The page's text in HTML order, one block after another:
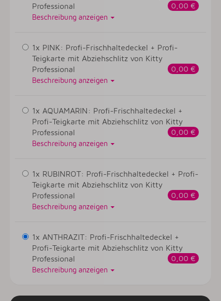
Professional
0,00 €
Beschreibung anzeigen
1x PINK: Profi-Frischhaltedeckel + Profi-
Teigkarte mit Abziehschlitz von Kitty
Professional
0,00 €
Beschreibung anzeigen
1x AQUAMARIN: Profi-Frischhaltedeckel +
Profi-Teigkarte mit Abziehschlitz von Kitty
Professional
0,00 €
Beschreibung anzeigen
1x RUBINROT: Profi-Frischhaltedeckel + Profi-
Teigkarte mit Abziehschlitz von Kitty
Professional
0,00 €
Beschreibung anzeigen
1x ANTHRAZIT: Profi-Frischhaltedeckel +
Profi-Teigkarte mit Abziehschlitz von Kitty
Professional
0,00 €
Beschreibung anzeigen